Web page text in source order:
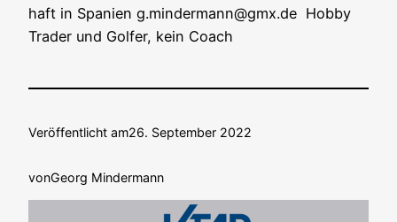
haft in Spa­ni­en g.mindermann@gmx.de Hob­by
Trader und Gol­fer, kein Coach
Veröffentlicht am26. September 2022
vonGeorg Mindermann